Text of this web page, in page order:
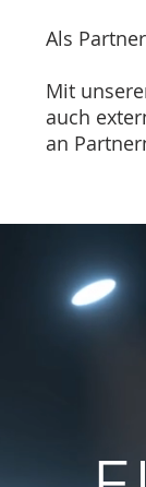
Als
Mit
auch
an